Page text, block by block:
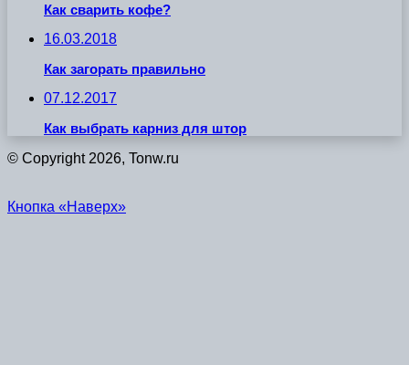
Как сварить кофе?
16.03.2018
Как загорать правильно
07.12.2017
Как выбрать карниз для штор
© Copyright 2026, Tonw.ru
Кнопка «Наверх»